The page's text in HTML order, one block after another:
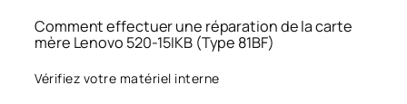
Comment effectuer une réparation de la carte
mère Lenovo 520-15IKB (Type 81BF)
Vérifiez votre matériel interne